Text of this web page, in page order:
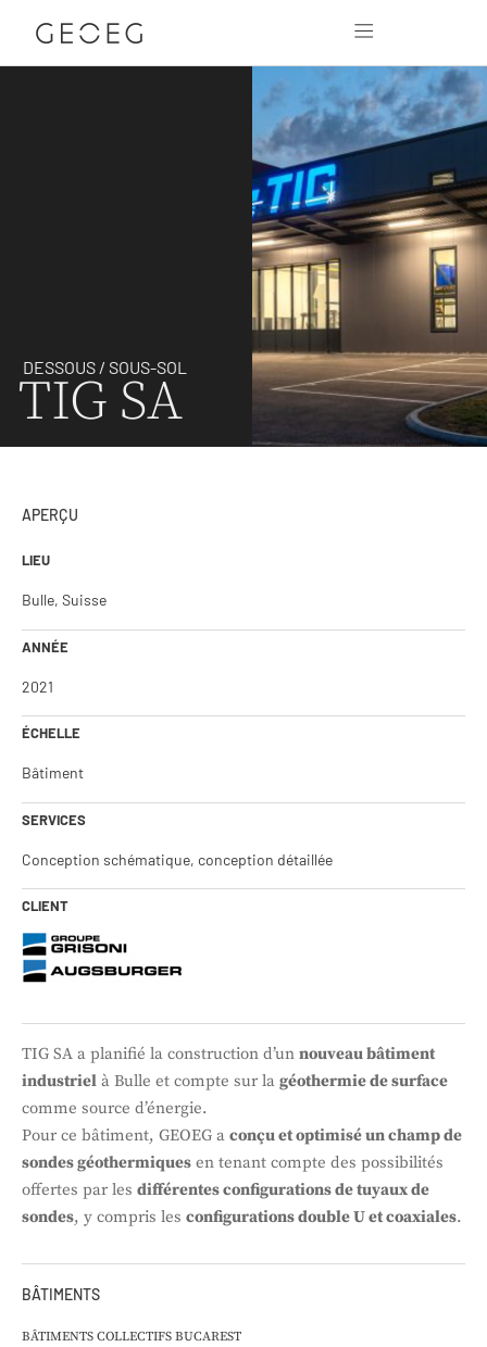
DESSOUS / SOUS-SOL
TIG SA
APERÇU
LIEU
Bulle, Suisse
ANNÉE
2021
ÉCHELLE
Bâtiment
SERVICES
Conception schématique, conception détaillée
CLIENT
TIG SA a planifié la construction d’un nouveau bâtiment
industriel à Bulle et compte sur la géothermie de surface
comme source d’énergie.
Pour ce bâtiment, GEOEG a conçu et optimisé un champ de
sondes géothermiques en tenant compte des possibilités
offertes par les différentes configurations de tuyaux de
sondes, y compris les configurations double U et coaxiales.
BÂTIMENTS
BÂTIMENTS COLLECTIFS BUCAREST